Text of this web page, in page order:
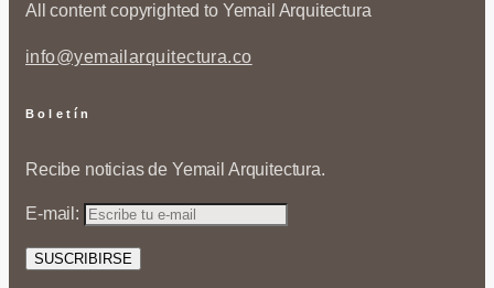
All content copyrighted to Yemail Arquitectura
info@yemailarquitectura.co
Boletín
Recibe noticias de Yemail Arquitectura.
E-mail: